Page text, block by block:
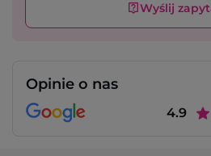
Wyślij
Opinie o nas
4.9